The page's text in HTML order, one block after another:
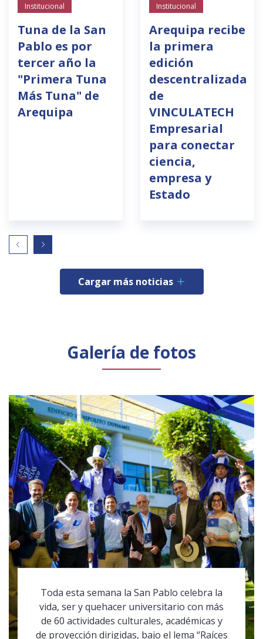
Institucional
Tuna de la San
Pablo es por
tercer año la
"Primera Tuna
Más Tuna" de
Arequipa
Institucional
Arequipa recibe
la primera
edición
descentralizada
de
VINCULATECH
Empresarial
para conectar
ciencia,
empresa y
Estado
Cargar más noticias
Galería de fotos
Toda esta semana la San Pablo celebra la
vida, ser y quehacer universitario con más
de 60 actividades culturales, académicas y
de proyección dirigidas, bajo el lema “Raíces